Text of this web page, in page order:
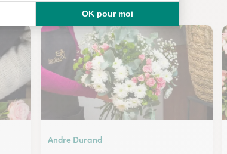
Fleuristes à Pignan
Andre Durand